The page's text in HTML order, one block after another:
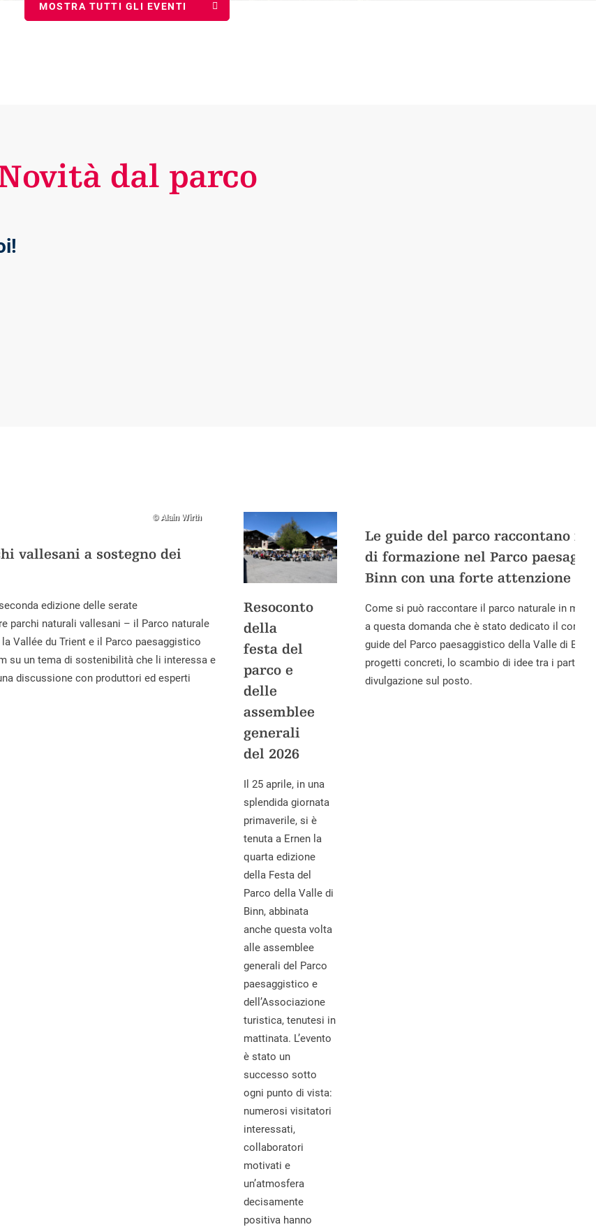
MOSTRA TUTTI GLI EVENTI
dal parco
© Alain Wirth
vallesani a sostegno dei
edizione delle serate
parchi naturali vallesani – il Parco naturale
Vallée du Trient e il Parco paesaggistico
su un tema di sostenibilità che li interessa e
discussione con produttori ed esperti
Resoconto
della
festa del
parco e
delle
assemblee
generali
del 2026
Il 25 aprile, in una
splendida giornata
primaverile, si è
tenuta a Ernen la
quarta edizione
della Festa del
Parco della Valle di
Binn, abbinata
anche questa volta
alle assemblee
generali del Parco
paesaggistico e
dell’Associazione
turistica, tenutesi in
mattinata. L’evento
è stato un
successo sotto
ogni punto di vista:
numerosi visitatori
interessati,
collaboratori
motivati e
un’atmosfera
decisamente
positiva hanno
Le guide del parco raccontano il
di formazione nel Parco
Binn con una forte attenzione
Come si può raccontare il parco naturale in
a questa domanda che è stato dedicato il corso
guide del Parco paesaggistico della Valle di
progetti concreti, lo scambio di idee tra i
divulgazione sul posto.